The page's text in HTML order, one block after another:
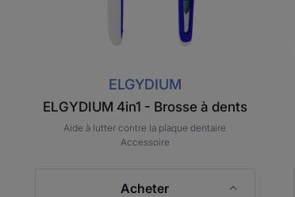
ELGYDIUM
ELGYDIUM 4in1 - Brosse à dents
Aide à lutter contre la plaque dentaire
Accessoire
Acheter